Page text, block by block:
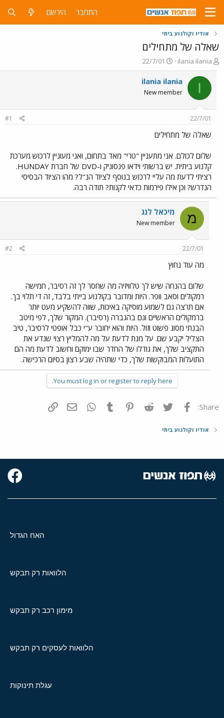
התחבר הירשם
אודיו וקולנוע ביתי
שאלה של מתחילים
פ
ו
ת
ח
ה
ש
א
ilania ilania
פ
ו
ר
ם
ר
22/7/01
I
ilania ilania
New member
22/7/01
#1
שאלה של מתחילים
שלום לכולם. אני מתעניין "טרי" מאד בתחום, ואני מעוניין לרכוש מערכת
קלנוע ביתית. יש ברשותי וידאו פנסוניק ו-DVD של חברת HUNDAY.
רציתי לדעת מה עליי לרכוש בנוסף לציוד הנ"ל? מהו הציוד הבסיסי
הנדרש? וכן אילו פירמות כדאי לקנות? תודה רבה.
מ מיכאל לנג
New member
22/7/01
#2
מה עוד נחוץ
שלום בהנחה שיש לך טלוויזיה מה שחסר לך זה רסיבר, חמישה
רמקולים וסאב וופר. היות ומדובר בקולנוע בייתי בלבד, זה די תלוי בך.
אם תרצה גם לשמוע מוסיקה באיכות, שווה להשקיע מעט יותר
ברמקולים הראשיים וגם בהגברה (רסיבר). המקור שלך, לפי מיטב
הבנתי מסוג פשוט וזול. היות והוא יחובר ע"י כבל אופטי לרסיבר, טיב
הצליל יקבע שם. על מנת לדעת על מה להמליץ רצוי שנדע את
התקציב שלך, את גודלו של החדר שבו ימוקם וחשוב לדעת מה הם
התועלות המבוקשות שלך, כדי שתהיה שבע רצון בסיום הרכישה.
You must log in or register to reply here.
Share: פייסבוק Twitter
Reddit
Pinterest
Tumblr
WhatsAppדואר אלקטרוני
אודיו וקולנוע ביתי
האח הגדול
הלוואות רק תבקש
מימון רכב רק תבקש
הלוואות לעסקים רק תבקש
עגלת תינוקות